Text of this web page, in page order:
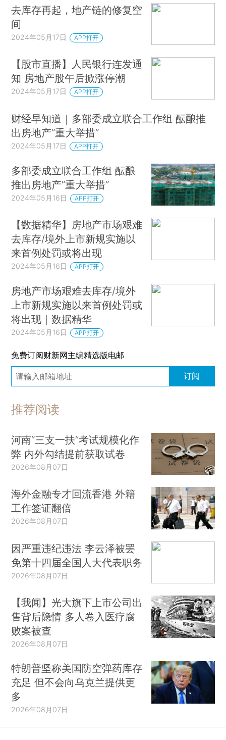
去库存再起，地产链的修复空
间
2024年05月17日 APP打开
【股市直播】人民银行连发通
知 房地产股午后掀涨停潮
2024年05月17日 APP打开
财经早知道｜多部委成立联合工作组 酝酿推
出房地产“重大举措”
2024年05月17日 APP打开
多部委成立联合工作组 酝酿
推出房地产“重大举措”
2024年05月16日 APP打开
【数据精华】房地产市场艰难
去库存/境外上市新规实施以
来首例处罚或将出现
2024年05月16日 APP打开
房地产市场艰难去库存/境外
上市新规实施以来首例处罚或
将出现｜数据精华
2024年05月16日 APP打开
免费订阅财新网主编精选版电邮
订阅
推荐阅读
河南“三支一扶”考试规模化作
弊 内外勾结提前获取试卷
2026年08月07日
海外金融专才回流香港 外籍
工作签证翻倍
2026年08月07日
因严重违纪违法 李云泽被罢
免第十四届全国人大代表职务
2026年08月07日
【我闻】光大旗下上市公司出
售背后隐情 多人卷入医疗腐
败案被查
2026年08月07日
特朗普坚称美国防空弹药库存
充足 但不会向乌克兰提供更
多
2026年08月07日